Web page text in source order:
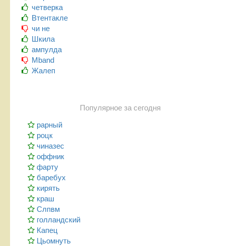
четверка
Втентакле
чи не
Шкила
ампулда
Mband
Жалеп
Популярное за сегодня
рарный
роцк
чиназес
оффник
фарту
баребух
кирять
краш
Слпвм
голландский
Капец
Цьомнуть